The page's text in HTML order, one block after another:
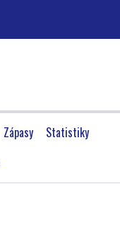
Zápasy
Statistiky